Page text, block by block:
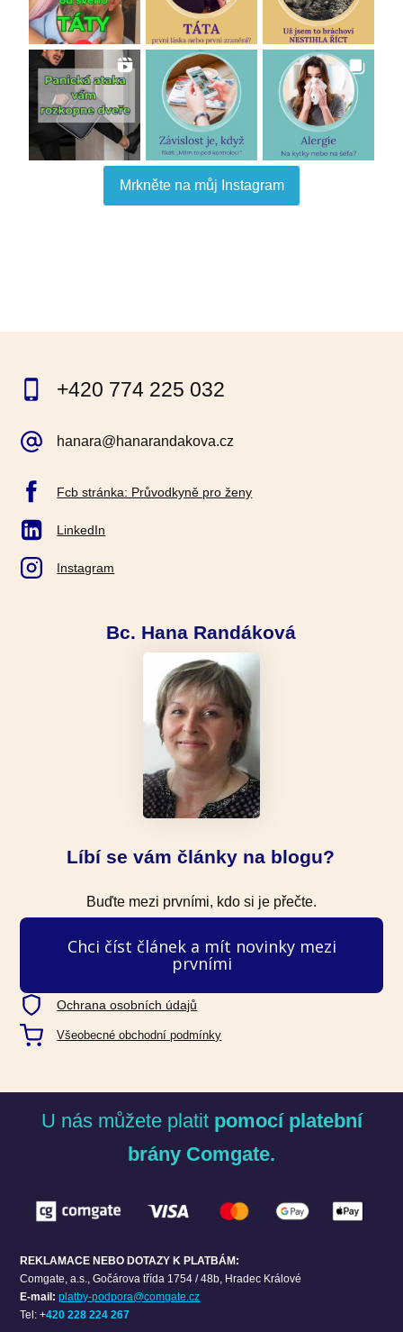
Mrkněte na můj Instagram
+420 774 225 032
hanara@hanarandakova.cz
Fcb stránka: Průvodkyně pro ženy
LinkedIn
Instagram
Bc. Hana Randáková
Líbí se vám články na blogu?
Buďte mezi prvními, kdo si je přečte.
Chci číst článek a mít novinky mezi
prvními
Ochrana osobních údajů
Všeobecné obchodní podmínky
U nás můžete platit pomocí platební
brány Comgate.
REKLAMACE NEBO DOTAZY K PLATBÁM:
Comgate, a.s.,Gočárova třída 1754 / 48b, Hradec Králové
E-mail: platby-podpora@comgate.cz
Tel: +420 228 224 267